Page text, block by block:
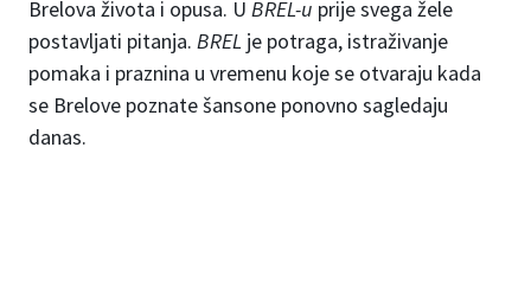
Brelova života i opusa. U BREL-u prije svega žele
postavljati pitanja. BREL je potraga, istraživanje
pomaka i praznina u vremenu koje se otvaraju kada
se Brelove poznate šansone ponovno sagledaju
danas.